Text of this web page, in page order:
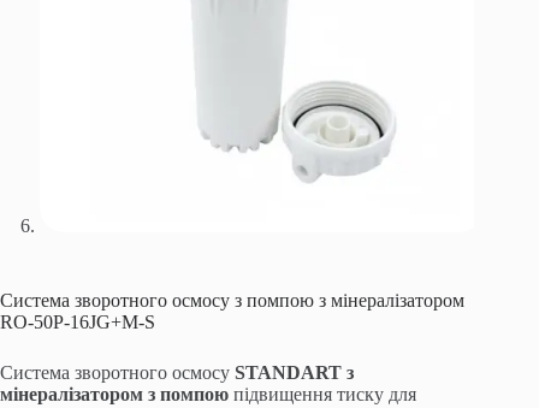
Система зворотного осмосу з помпою з мінералізатором
RO-50P-16JG+M-S
Система зворотного осмосу STANDART з
мінералізатором з помпою підвищення тиску для